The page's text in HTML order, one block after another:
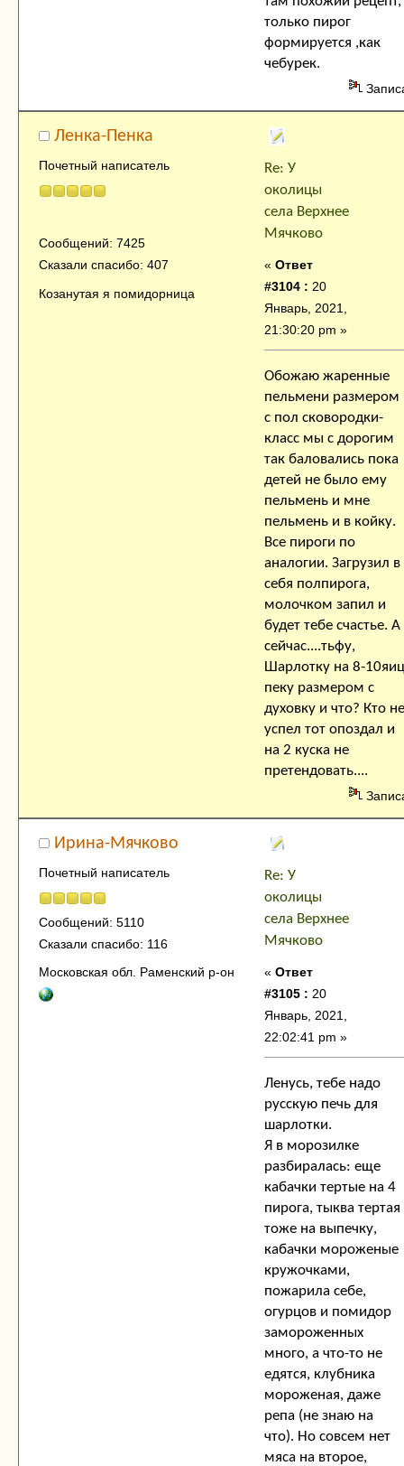
только пирог
формируется ,как
чебурек.
Ленка-Пенка
Почетный написатель
Сообщений: 7425
Сказали спасибо: 407
Козанутая я помидорница
Re: У
околицы
села Верхнее
Мячково
« Ответ
#3104 : 20
Январь, 2021,
21:30:20 pm »
Обожаю жаренные
пельмени размером
с пол сковородки-
класс мы с дорогим
так баловались пока
детей не было ему
пельмень и мне
пельмень и в койку.
Все пироги по
аналогии. Загрузил в
себя полпирога,
молочком запил и
будет тебе счастье. А
сейчас....тьфу,
Шарлотку на 8-10яиц
пеку размером с
духовку и что? Кто не
успел тот опоздал и
на 2 куска не
претендовать....
Ирина-Мячково
Почетный написатель
Сообщений: 5110
Сказали спасибо: 116
Московская обл. Раменский р-он
Re: У
околицы
села Верхнее
Мячково
« Ответ
#3105 : 20
Январь, 2021,
22:02:41 pm »
Ленусь, тебе надо
русскую печь для
шарлотки.
Я в морозилке
разбиралась: еще
кабачки тертые на 4
пирога, тыква тертая
тоже на выпечку,
кабачки мороженые
кружочками,
пожарила себе,
огурцов и помидор
замороженных
много, а что-то не
едятся, клубника
мороженая, даже
репа (не знаю на
что). Но совсем нет
мяса на второе,